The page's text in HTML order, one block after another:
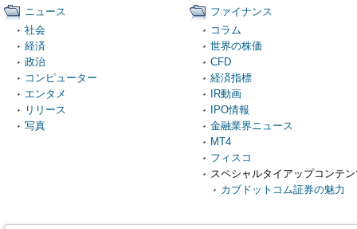
ニュース
社会
経済
政治
コンピューター
エンタメ
リリース
写真
ファイナンス
コラム
世界の株価
CFD
経済指標
IR動画
IPO情報
金融業界ニュース
MT4
フィスコ
スペシャルタイアップコンテ
カブドットコム証券の魅力